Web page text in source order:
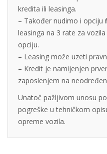
kredita ili leasinga.
– Također nudimo i opciju
leasinga na 3 rate za
opciju.
– Leasing može uzeti
– Kredit je namijenjen
zaposlenjem na
Unatoč pažljivom unosu
pogreške u tehničkom
opreme vozila.